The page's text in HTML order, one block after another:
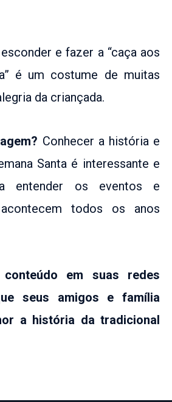
e fazer a “caça aos
é um costume de muitas
da criançada.
Conhecer a história e
Santa é interessante e
entender os eventos e
todos os anos
em suas redes
seus amigos e família
a história da tradicional